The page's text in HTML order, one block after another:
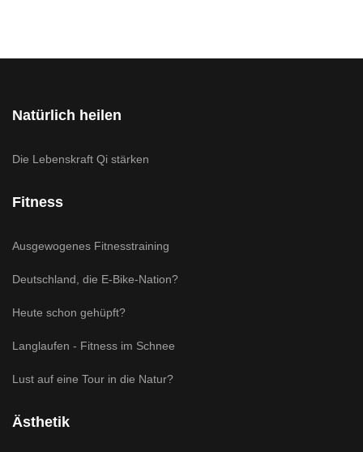
Natürlich heilen
Die Lebenskraft Qi stärken
Fitness
Ausgewogenes Fitnesstraining
Deutschland, die E-Bike-Nation?
Heute schon gehüpft?
Langlaufen - Fitness im Schnee
Lust auf eine Tour in die Natur?
Ästhetik